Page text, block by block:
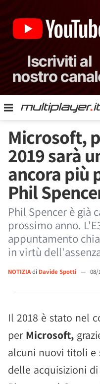
Microsoft,
2019 sarà
ancora più
Phil
Phil Spencer è già
prossimo anno.
appuntamento
in virtù
NOTIZIAdi Davide Spotti — 08/
Il 2018 è stato nel
per Microsoft,
alcuni nuovi titoli e
delle acquisizioni